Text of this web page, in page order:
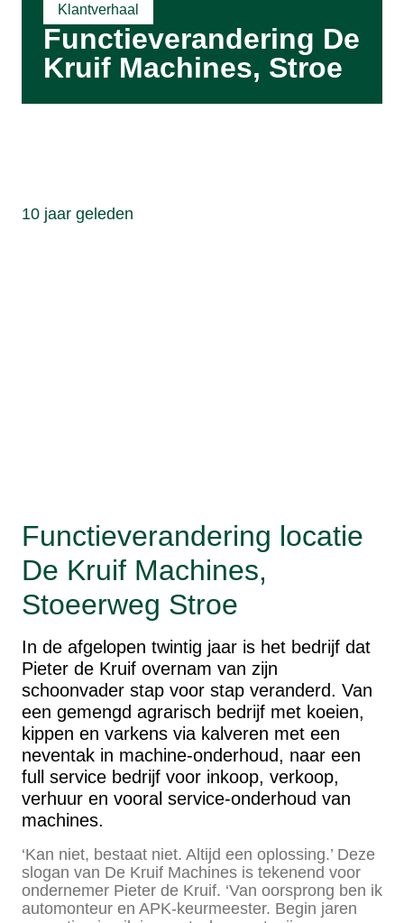
Klantverhaal
Functieverandering De
Kruif Machines, Stroe
10 jaar geleden
Functieverandering locatie
De Kruif Machines,
Stoeerweg Stroe
In de afgelopen twintig jaar is het bedrijf dat
Pieter de Kruif overnam van zijn
schoonvader stap voor stap veranderd. Van
een gemengd agrarisch bedrijf met koeien,
kippen en varkens via kalveren met een
neventak in machine-onderhoud, naar een
full service bedrijf voor inkoop, verkoop,
verhuur en vooral service-onderhoud van
machines.
‘Kan niet, bestaat niet. Altijd een oplossing.’ Deze
slogan van De Kruif Machines is tekenend voor
ondernemer Pieter de Kruif. ‘Van oorsprong ben ik
automonteur en APK-keurmeester. Begin jaren